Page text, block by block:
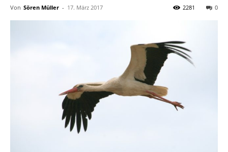
Von Sören Müller - 17. März 2017 0
2281